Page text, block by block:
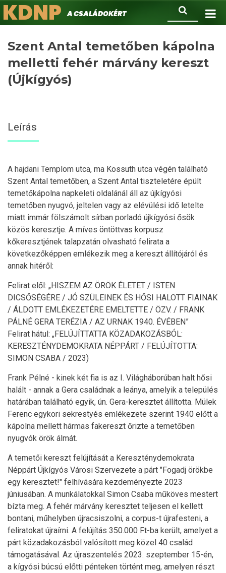
Ugrás
a
Keresés
KDNPA családokért.
Szent Antal temetőben kápolna
melletti fehér márvány kereszt
(Újkígyós)
Leírás
A hajdani Templom utca, ma Kossuth utca végén található
Szent Antal temetőben, a Szent Antal tiszteletére épült
temetőkápolna napkeleti oldalánál áll az újkígyósi
temetőben nyugvó, jeltelen vagy az elévülési idő letelte
miatt immár fölszámolt sírban porladó újkígyósi ősök
közös keresztje. A míves öntöttvas korpusz
kőkeresztjének talapzatán olvasható felirata a
következőképpen emlékezik meg a kereszt állítójáról és
annak hitéről:
Felirat elől: „HISZEM AZ ÖRÖK ÉLETET / ISTEN
DICSŐSÉGÉRE / JÓ SZÜLEINEK ÉS HŐSI HALOTT FIAINAK
/ ÁLDOTT EMLÉKEZETÉRE EMELTETTE / ÖZV. / FRANK
PÁLNÉ GERA TERÉZIA / AZ URNAK 1940. ÉVÉBEN”
Felirat hátul: „FELÚJÍTTATTA KÖZADAKOZÁSBÓL:
KERESZTÉNYDEMOKRATA NÉPPÁRT / FELÚJÍTOTTA:
SIMON CSABA / 2023)
Frank Pélné - kinek két fia is az I. Világháborúban halt hősi
halált - annak a Gera családnak a leánya, amelyik a település
határában található egyik, ún. Gera-keresztet állította. Mülek
Ferenc egykori sekrestyés emlékezete szerint 1940 előtt a
kápolna mellett hármas fakereszt őrizte a temetőben
nyugvók örök álmát.
A temetői kereszt felújítását a Kereszténydemokrata
Néppárt Újkígyós Városi Szervezete a párt "Fogadj örökbe
egy keresztet!" felhívására kezdeményezte 2023
júniusában. A munkálatokkal Simon Csaba műköves mestert
bízta meg. A fehér márvány keresztet teljesen el kellett
bontani, műhelyben újracsiszolni, a corpus-t újrafesteni, a
feliratokat újraírni. A felújítás 350.000 Ft-ba került, amelyet a
párt közadakozásból valósított meg közel 40 család
támogatásával. Az újraszentelés 2023. szeptember 15-én,
a kígyósi búcsú előtti pénteken történt meg, amelyen részt